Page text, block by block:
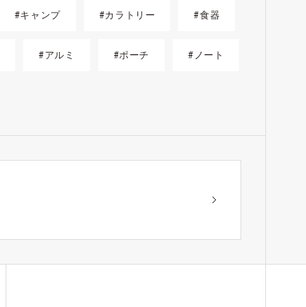
#キャンプ #カラトリー #食器
#アルミ #ポーチ #ノート